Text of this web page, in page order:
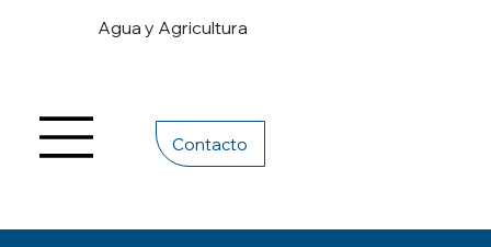
Agua y Agricultura
Contacto